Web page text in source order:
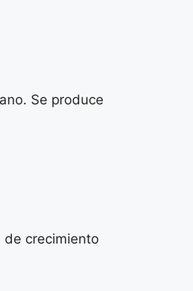
Se produce
de crecimiento